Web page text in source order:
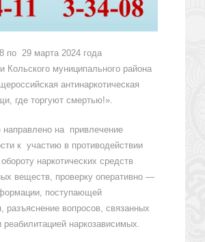
по 29 марта 2024 года
Кольского муниципального района
антинаркотическая
где торгуют смертью!».
направлено на привлечение
к участию в противодействии
наркотических средств
веществ, проверку оперативно —
поступающей
разъяснение вопросов, связанных
наркозависимых.